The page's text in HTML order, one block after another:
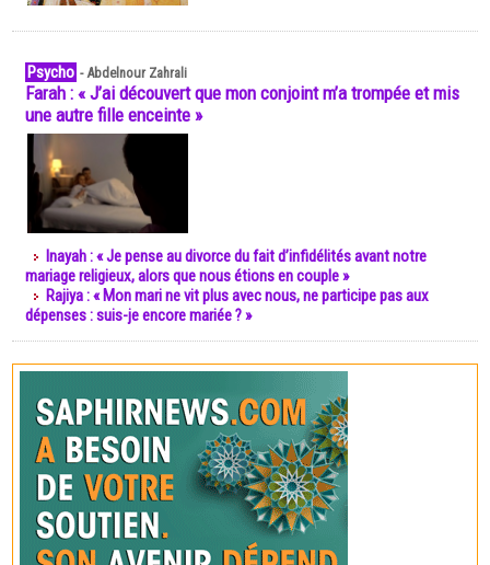
Psycho -Abdelnour Zahrali
Farah : « J’ai découvert que mon conjoint m’a trompée et mis
une autre fille enceinte »
Inayah : « Je pense au divorce du fait d’infidélités avant notre
mariage religieux, alors que nous étions en couple »
Rajiya : « Mon mari ne vit plus avec nous, ne participe pas aux
dépenses : suis-je encore mariée ? »